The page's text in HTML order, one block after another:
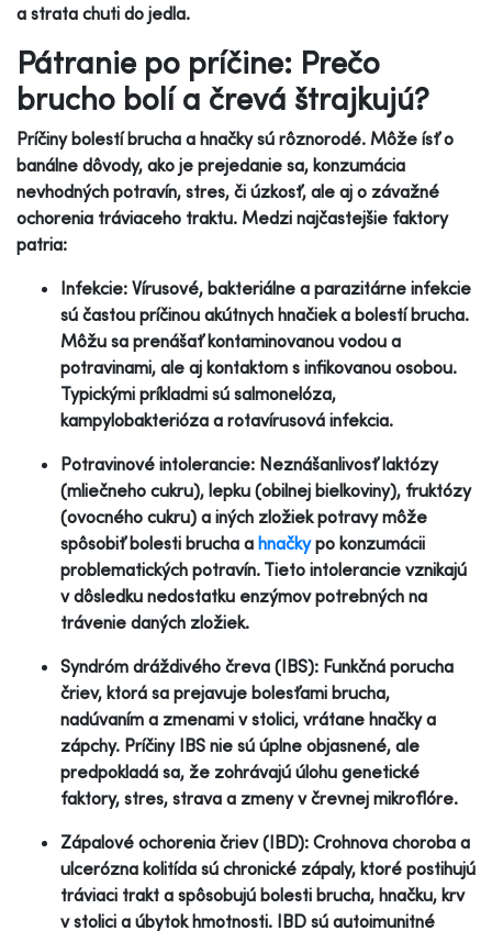
a strata chuti do jedla.
Pátranie po príčine: Prečo
brucho bolí a črevá štrajkujú?
Príčiny bolestí brucha a hnačky sú rôznorodé. Môže ísť o
banálne dôvody, ako je prejedanie sa, konzumácia
nevhodných potravín, stres, či úzkosť, ale aj o závažné
ochorenia tráviaceho traktu. Medzi najčastejšie faktory
patria:
Infekcie: Vírusové, bakteriálne a parazitárne infekcie
sú častou príčinou akútnych hnačiek a bolestí brucha.
Môžu sa prenášať kontaminovanou vodou a
potravinami, ale aj kontaktom s infikovanou osobou.
Typickými príkladmi sú salmonelóza,
kampylobakterióza a rotavírusová infekcia.
Potravinové intolerancie: Neznášanlivosť laktózy
(mliečneho cukru), lepku (obilnej bielkoviny), fruktózy
(ovocného cukru) a iných zložiek potravy môže
spôsobiť bolesti brucha a hnačkypo konzumácii
problematických potravín. Tieto intolerancie vznikajú
v dôsledku nedostatku enzýmov potrebných na
trávenie daných zložiek.
Syndróm dráždivého čreva (IBS): Funkčná porucha
čriev, ktorá sa prejavuje bolesťami brucha,
nadúvaním a zmenami v stolici, vrátane hnačky a
zápchy. Príčiny IBS nie sú úplne objasnené, ale
predpokladá sa, že zohrávajú úlohu genetické
faktory, stres, strava a zmeny v črevnej mikroflóre.
Zápalové ochorenia čriev (IBD): Crohnova choroba a
ulcerózna kolitída sú chronické zápaly, ktoré postihujú
tráviaci trakt a spôsobujú bolesti brucha, hnačku, krv
v stolici a úbytok hmotnosti. IBD sú autoimunitné